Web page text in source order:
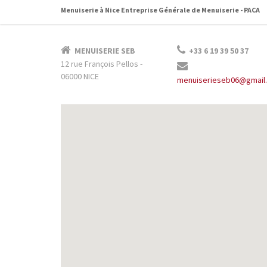
Menuiserie à Nice Entreprise Générale de Menuiserie - PACA
MENUISERIE SEB
12 rue François Pellos -
06000 NICE
‭+33 6 19 39 50 37‬